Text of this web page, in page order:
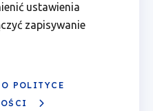
ustawienia
zapisywanie
POLITYCE